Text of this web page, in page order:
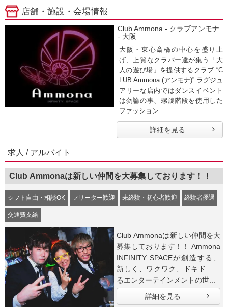
店舗・施設・会場情報
Club Ammona - クラブアンモナ
- 大阪
大阪・東心斎橋の中心を盛り上
げ、上質なクラバー達が集う「大
人の遊び場」を提供するクラブ “C
LUB Ammona (アンモナ)” ラグジュ
アリーな店内ではダンスイベント
は勿論の事、螺旋階段を使用した
ファッション...
詳細を見る
求人 / アルバイト
Club Ammonaは新しい仲間を大募集しております！！
シフト自由・相談OK フリーター歓迎 未経験・初心者歓迎 経験者優遇
交通費支給
Club Ammonaは新しい仲間を大
募集しております！！ Ammona
INFINITY SPACEが創造する、
新しく、ワクワク、ドキドキす
るエンターテインメントの世...
詳細を見る